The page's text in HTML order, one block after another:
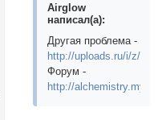
Airglow
написал(а):
Другая проблема -
http://uploads.ru/i/z/a/
Форум -
http://